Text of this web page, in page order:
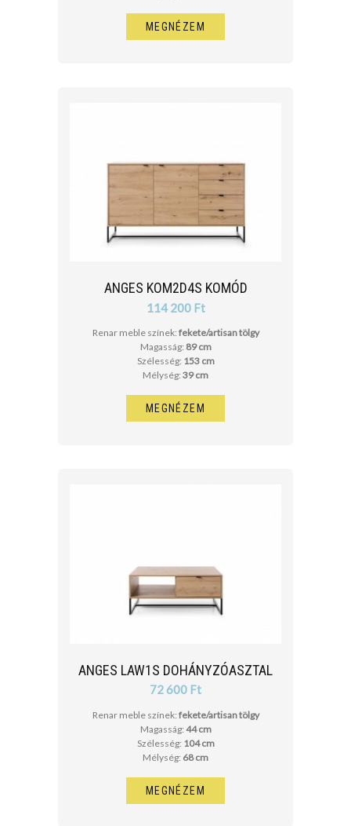
MEGNÉZEM
ANGES KOM2D4S KOMÓD
114 200 Ft
Renar meble színek: fekete/artisan tölgy
Magasság: 89 cm
Szélesség: 153 cm
Mélység: 39 cm
MEGNÉZEM
ANGES LAW1S DOHÁNYZÓASZTAL
72 600 Ft
Renar meble színek: fekete/artisan tölgy
Magasság: 44 cm
Szélesség: 104 cm
Mélység: 68 cm
MEGNÉZEM